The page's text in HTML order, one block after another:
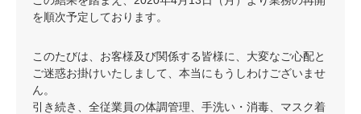
を順次予定しております。
このたびは、お客様及び関係する皆様に、大変なご心配と
ご迷惑お掛けいたしまして、本当にもうしわけございませ
ん。
引き続き、全従業員の体調管理、 手洗い・消毒、マスク着